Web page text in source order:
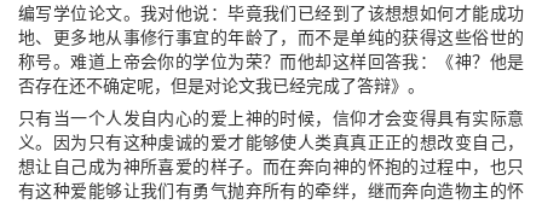
编写学位论文。我对他说：毕竟我们已经到了该想想如何才能成功
地、更多地从事修行事宜的年龄了，而不是单纯的获得这些俗世的
称号。难道上帝会你的学位为荣？而他却这样回答我：《神？他是
否存在还不确定呢，但是对论文我已经完成了答辩》。
只有当一个人发自内心的爱上神的时候，信仰才会变得具有实际意
义。因为只有这种虔诚的爱才能够使人类真真正正的想改变自己，
想让自己成为神所喜爱的样子。而在奔向神的怀抱的过程中，也只
有这种爱能够让我们有勇气抛弃所有的牵绊，继而奔向造物主的怀